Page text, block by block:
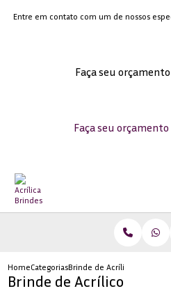
Entre em contato com um de nossos
Faça seu
Faça seu
HomeCategoriasBrinde de Acrílico
Brinde de Acrílico